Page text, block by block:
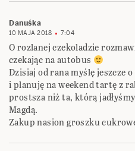
Danuśka
10 MAJA 2018 7:04
O rozlanej czekoladzie
czekając na autobus
Dzisiaj od rana myślę jeszcze
i planuję na weekend tartę z
prostsza niż ta, którą
Magdą.
Zakup nasion groszku